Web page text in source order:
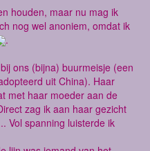
houden, maar nu mag ik
nog wel anoniem, omdat ik
.
ons (bijna) buurmeisje (een
uit China). Haar
met haar moeder aan de
zag ik aan haar gezicht
Vol spanning luisterde ik